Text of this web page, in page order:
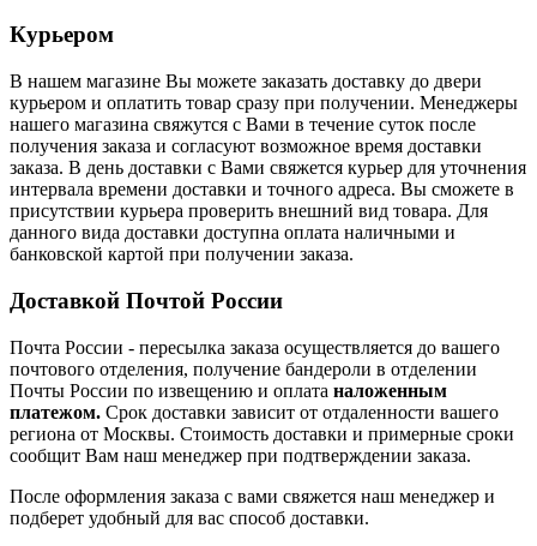
Курьером
В нашем магазине Вы можете заказать доставку до двери
курьером и оплатить товар сразу при получении. Менеджеры
нашего магазина свяжутся с Вами в течение суток после
получения заказа и согласуют возможное время доставки
заказа. В день доставки с Вами свяжется курьер для уточнения
интервала времени доставки и точного адреса. Вы сможете в
присутствии курьера проверить внешний вид товара. Для
данного вида доставки доступна оплата наличными и
банковской картой при получении заказа.
Доставкой Почтой России
Почта России - пересылка заказа осуществляется до вашего
почтового отделения, получение бандероли в отделении
Почты России по извещению и оплата наложенным
платежом. Срок доставки зависит от отдаленности вашего
региона от Москвы. Стоимость доставки и примерные сроки
сообщит Вам наш менеджер при подтверждении заказа.
После оформления заказа с вами свяжется наш менеджер и
подберет удобный для вас способ доставки.